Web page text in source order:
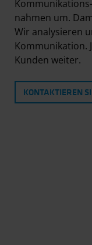
nahmen um.
Wir analysieren
Kommunikation.
Kunden weiter.
KONTAKTIEREN